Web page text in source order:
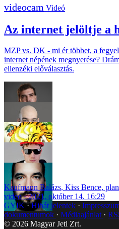
Videó
Az internet jelöltje a
MZP vs. DK - mi ér többet, a
internet népének megnyerése?
ellenzéki előválasztás.
Kaufmann Balázs, Kiss Bence,
video
2021. október 14. 16:29
GYIK Hibát jelentek
dokumentumok
Médiaajánlat
© 2026 Magyar Jeti Zrt.